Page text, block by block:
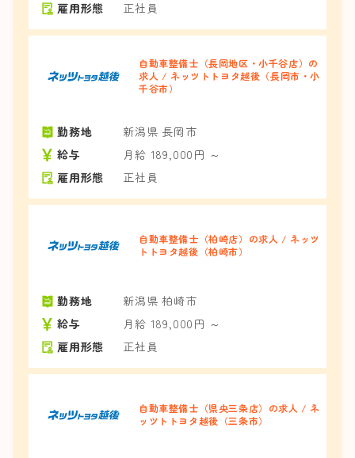
雇用形態
正社員
自動車整備士（長岡地区・小千谷店）の
求人 / ネッツトトヨタ越後（長岡市・小
千谷市）
勤務地
新潟県 長岡市
給与
月給 189,000円 ～
雇用形態
正社員
自動車整備士（柏崎店）の求人 / ネッツ
トトヨタ越後（柏崎市）
勤務地
新潟県 柏崎市
給与
月給 189,000円 ～
雇用形態
正社員
自動車整備士（県央三条店）の求人 / ネ
ッツトトヨタ越後（三条市）